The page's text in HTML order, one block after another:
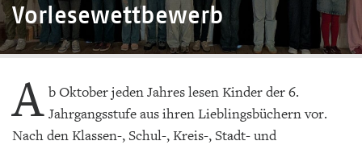
Vorlesewettbewerb
A b Oktober jeden Jahres lesen Kinder der 6.
Jahrgangsstufe aus ihren Lieblingsbüchern vor.
Nach den Klassen-, Schul-, Kreis-, Stadt- und